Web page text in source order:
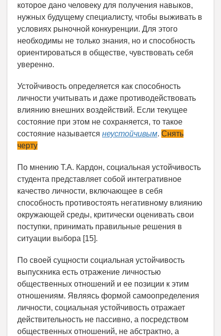
которое дано человеку для получения навыков,
нужных будущему специалисту, чтобы выживать в
условиях рыночной конкуренции. Для этого
необходимы не только знания, но и способность
ориентироваться в обществе, чувствовать себя
уверенно.
Устойчивость определяется как способность
личности учитывать и даже противодействовать
влиянию внешних воздействий. Если текущее
состояние при этом не сохраняется, то такое
состояние называется неустойчивым. Снять
черту
По мнению Т.А. Кардон, социальная устойчивость
студента представляет собой интегративное
качество личности, включающее в себя
способность противостоять негативному влиянию
окружающей среды, критически оценивать свои
поступки, принимать правильные решения в
ситуации выбора [15].
По своей сущности социальная устойчивость
выпускника есть отражение личностью
общественных отношений и ее позиции к этим
отношениям. Являясь формой самоопределения
личности, социальная устойчивость отражает
действительность не пассивно, а посредством
общественных отношений, не абстрактно, а